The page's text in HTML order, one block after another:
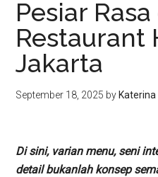
Pesiar Rasa
Restaurant
Jakarta
September 18, 2025 by Katerina
Di sini, varian menu, seni
detail bukanlah konsep